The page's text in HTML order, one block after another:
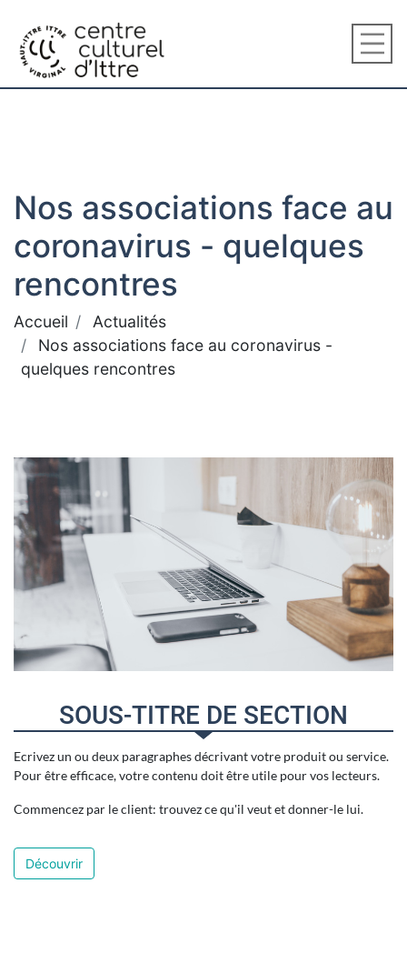
Nos associations face au
coronavirus - quelques
rencontres
Accueil
Actualités
Nos associations face au coronavirus -
quelques rencontres
SOUS-TITRE DE SECTION
Ecrivez un ou deux paragraphes décrivant votre produit ou service.
Pour être efficace, votre contenu doit être utile pour vos lecteurs.
Commencez par le client: trouvez ce qu'il veut et donner-le lui.
Découvrir